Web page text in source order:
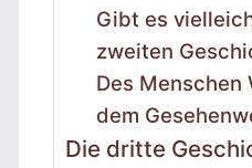
Gibt es
zweiten
Des Menschen
dem
Die dritte